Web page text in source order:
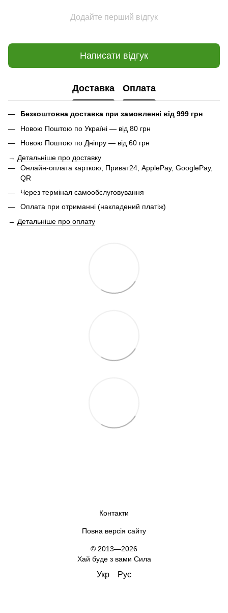
Додайте перший відгук
Написати відгук
Доставка Оплата
Безкоштовна доставка при замовленні від 999 грн
Новою Поштою по Україні — від 80 грн
Новою Поштою по Дніпру — від 60 грн
→ Детальніше про доставку
Онлайн-оплата карткою, Приват24, ApplePay, GooglePay,
QR
Через термінал самообслуговування
Оплата при отриманні (накладений платіж)
→ Детальніше про оплату
Контакти
Повна версія сайту
© 2013—2026
Хай буде з вами Сила
Укр Рус